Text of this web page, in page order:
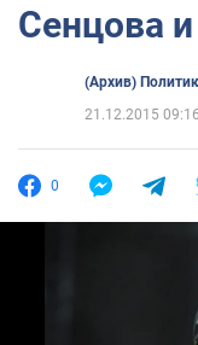
Сенцова
(Архив)
21.12.2015 09:16
0